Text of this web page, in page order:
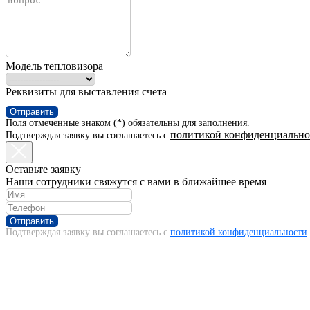
Модель тепловизора
Реквизиты для выставления счета
Отправить
Поля отмеченные знаком (*) обязательны для заполнения.
Подтверждая заявку вы соглашаетесь с политикой
Оставьте заявку
Наши сотрудники свяжутся с вами в ближайшее время
Отправить
Подтверждая заявку вы соглашаетесь с политикой конфиденциальности